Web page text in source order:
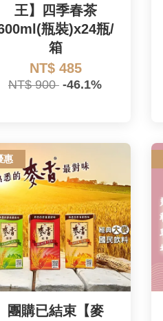
王】四季春茶
瓶裝)x24瓶/
箱
NT$ 485
NT$ 900 -46.1%
惠
團購已結束【麥